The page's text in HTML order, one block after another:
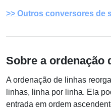
Outros conversores de
Sobre a ordenação
A ordenação de linhas
linhas, linha por linha. Ela
entrada em ordem